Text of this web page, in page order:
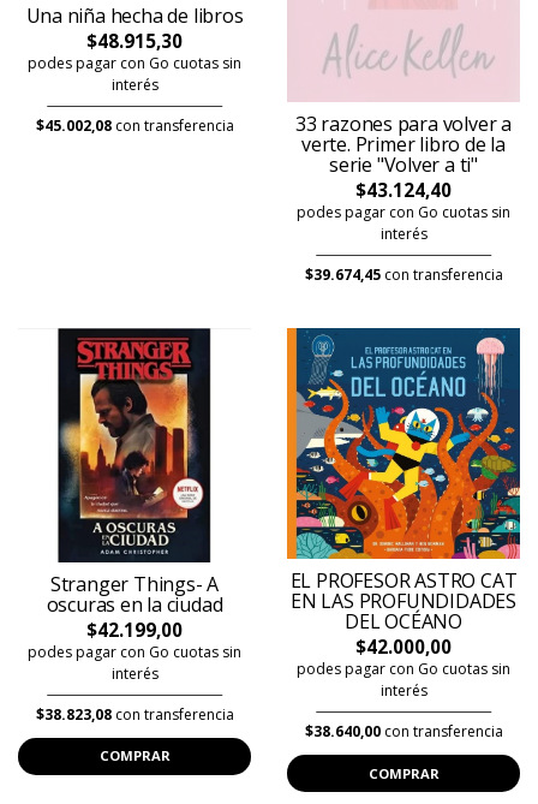
Una niña hecha de libros
$48.915,30
podes pagar con Go cuotas sin
interés
$45.002,08con transferencia 33 razones para volver a
verte. Primer libro de la
serie "Volver a ti"
$43.124,40
podes pagar con Go cuotas sin
interés
$39.674,45con transferencia
Stranger Things- A
oscuras en la ciudad
$42.199,00
podes pagar con Go cuotas sin
interés
$38.823,08con transferencia
COMPRAR
EL PROFESOR ASTRO CAT
EN LAS PROFUNDIDADES
DEL OCÉANO
$42.000,00
podes pagar con Go cuotas sin
interés
$38.640,00con transferencia
COMPRAR